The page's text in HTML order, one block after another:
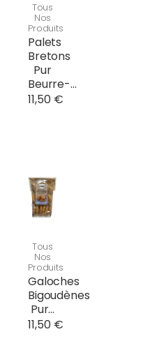
Tous
Nos
Produits
Palets
Bretons
Pur
Beurre-...
11,50 €
Tous
Nos
Produits
Galoches
Bigoudènes
Pur...
11,50 €